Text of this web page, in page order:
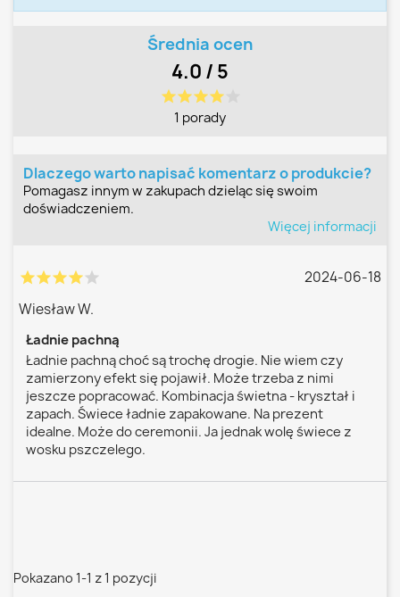
Średnia ocen
4.0 / 5
starstarstarstar
1 porady
Dlaczego warto napisać komentarz o produkcie?
Pomagasz innym w zakupach dzieląc się swoim
doświadczeniem.
Więcej informacji
starstarstarstarstar
2024-06-18
Wiesław W.
Ładnie pachną
Ładnie pachną choć są trochę drogie. Nie wiem czy
zamierzony efekt się pojawił. Może trzeba z nimi
jeszcze popracować. Kombinacja świetna - kryształ i
zapach. Świece ładnie zapakowane. Na prezent
idealne. Może do ceremonii. Ja jednak wolę świece z
wosku pszczelego.
Pokazano 1-1 z 1 pozycji